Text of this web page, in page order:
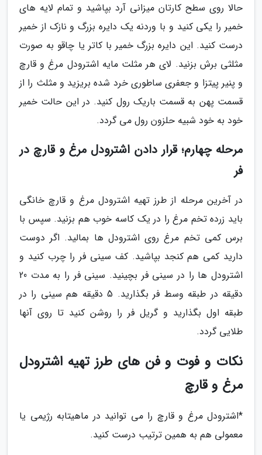
حالا روی سطح کارتان میزانی آرد بپاشید و تمام لایه های
خمیر را یکی کنید و با وردنه یک دایره بزرگ و نازک از خمیر
درست کنید. این دایره بزرگ خمیر با کاتر یا چاقو به صورت
مثلثی برش بزنید. لای هر مثلت مایه اشترودل مرغ و قارچ
و پنیر پیتزا و جعفری ساطوری خرد شده بریزید و مثلث را از
قسمت پهن به قسمت باریک رول کنید. در این حالت خمیر
خود به خود شبیه حلزون رول می گردد.
مرحله چهارم؛ قرار دادن اشترودل مرغ و قارچ در
فر
در آخرین مرحله از طرز تهیه اشترودل مرغ و قارچ خانگی
باید زرده تخم مرغ را در یک کاسه خوب هم بزنید. سپس با
برس کمی تخم مرغ روی اشترودل ها بمالید. اگر دوست
دارید کمی هم کنجد بپاشید. کف سینی فر را چرب کنید و
اشترودل ها را در سینی فر بچینید. سینی فر را به مدت 20
دقیقه در طبقه وسط فر بگذارید. 5 دقیقه هم سینی را در
طبقه اول بگذارید و گریل فر را روشن کنید تا روی آنها
طلایی گردد.
نکات و فوت و فن های طرز تهیه اشترودل
مرغ و قارچ
*اشترودل مرغ و قارچ را می توانید در ماهیتابه رژیمی یا
معمولی هم به همین ترتیب درست کنید.